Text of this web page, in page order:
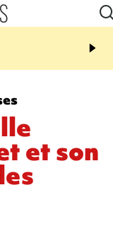
19:21
CONTRÔLES
end, 109 infractions
et son